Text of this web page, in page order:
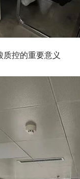
控的重要意义